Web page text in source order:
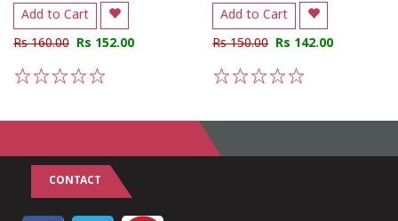
Add to Cart
Rs 160.00 Rs 152.00
Add to Cart
Rs 150.00 Rs 142.00
CONTACT